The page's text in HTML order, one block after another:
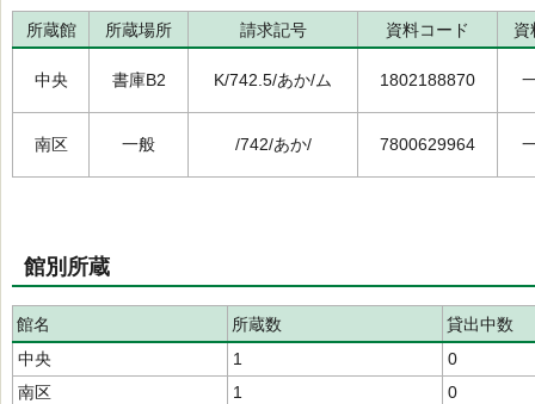
所蔵館 所蔵場所 請求記号 資料コード 資
中央 書庫B2 K/742.5/あか/ム 1802188870
南区 一般 /742/あか/ 7800629964
館別所蔵
館名 所蔵数
貸出中数
中央
1
0
南区
1 0